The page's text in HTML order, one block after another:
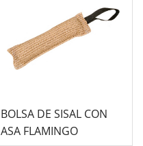
BOLSA DE SISAL CON
ASA FLAMINGO